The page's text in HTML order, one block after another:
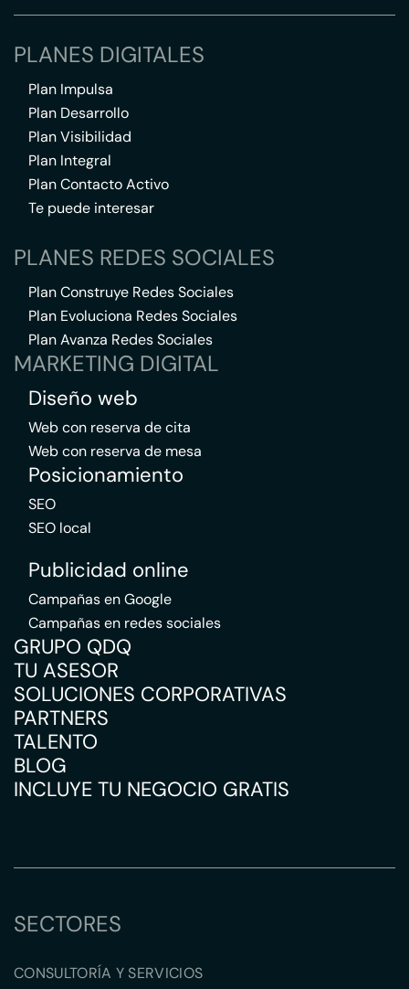
PLANES DIGITALES
Plan Impulsa
Plan Desarrollo
Plan Visibilidad
Plan Integral
Plan Contacto Activo
Te puede interesar
PLANES REDES SOCIALES
Plan Construye Redes Sociales
Plan Evoluciona Redes Sociales
Plan Avanza Redes Sociales
MARKETING DIGITAL
Diseño web
Web con reserva de cita
Web con reserva de mesa
Posicionamiento
SEO
SEO local
Publicidad online
Campañas en Google
Campañas en redes sociales
GRUPO QDQ
TU ASESOR
SOLUCIONES CORPORATIVAS
PARTNERS
TALENTO
BLOG
INCLUYE TU NEGOCIO GRATIS
SECTORES
CONSULTORÍA Y SERVICIOS